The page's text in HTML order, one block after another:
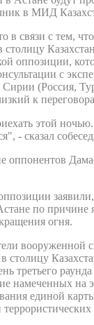
в МИД
в связи с тем,
оппозиции,
с
Сирии (Россия,
к
этой
- сказал
оппонентов
по
огня.
вооруженной
столицу
третьего
намеченных на
единой